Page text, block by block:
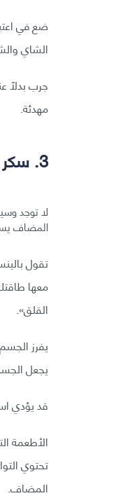
ضع في
الشاي
جرب بدلًا
مهدئة.
3. سكر مضاف مخفي
المضاف
تقول
معها
القلق».
يفرز
يجعل
قد يؤدي
الأطعمة
تحتوي
المضاف.